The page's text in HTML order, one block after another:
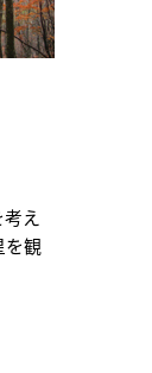
え
を観